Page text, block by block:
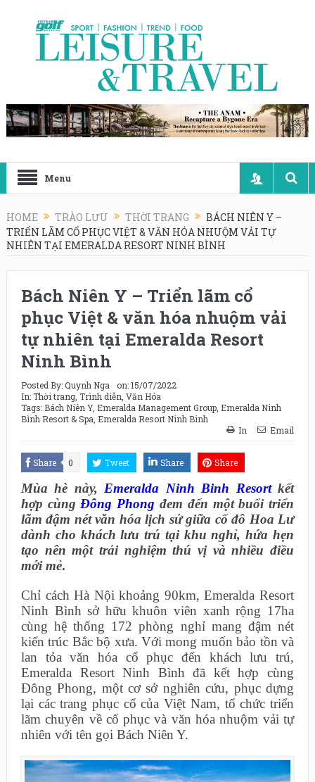
Menu
HOME TRÀO LƯU THỜI TRANG
BÁCH NIÊN Y –
TRIỂN LÃM CỔ PHỤC VIỆT & VĂN HÓA NHUỘM VẢI TỰ
NHIÊN TẠI EMERALDA RESORT NINH BÌNH
Bách Niên Y – Triển lãm cổ
phục Việt & văn hóa nhuộm vải
tự nhiên tại Emeralda Resort
Ninh Bình
Posted By:Quynh Nga on:15/07/2022
In:Thời trang, Trình diễn Văn Hóa
Tags: Bách Niên Y, Emeralda Management Group, Emeralda Ninh
Bình Resort & Spa Emeralda Resort Ninh Binh
In
Email
Share 0 Tweet Share Share
Mùa hè này, Emeralda Ninh Binh Resortkết
hợp cùng Đông Phong đem đến một buổi triển
lãm đậm nét văn hóa lịch sử giữa cố đô Hoa Lư
dành cho khách lưu trú tại khu nghỉ, hứa hẹn
tạo nên một trải nghiệm thú vị và nhiều điều
mới mẻ.
Chỉ cách Hà Nội khoảng 90km, Emeralda Resort
Ninh Bình sở hữu khuôn viên xanh rộng 17ha
cùng hệ thống 172 phòng nghỉ mang đậm nét
kiến trúc Bắc bộ xưa. Với mong muốn bảo tồn và
lan tỏa văn hóa cổ phục đến khách lưu trú,
Emeralda Resort Ninh Bình đã kết hợp cùng
Đông Phong, một cơ sở nghiên cứu, phục dựng
lại các trang phục cổ của Việt Nam, tổ chức triển
lãm chuyên về cổ phục và văn hóa nhuộm vải tự
nhiên với tên gọi Bách Niên Y.